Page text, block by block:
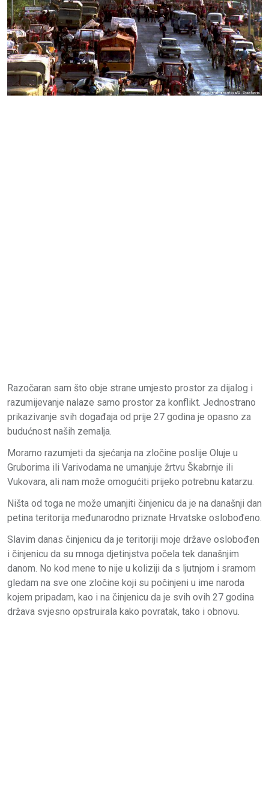
Razočaran sam što obje strane umjesto prostor za dijalog i
razumijevanje nalaze samo prostor za konflikt. Jednostrano
prikazivanje svih događaja od prije 27 godina je opasno za
budućnost naših zemalja.
Moramo razumjeti da sjećanja na zločine poslije Oluje u
Gruborima ili Varivodama ne umanjuje žrtvu Škabrnje ili
Vukovara, ali nam može omogućiti prijeko potrebnu katarzu.
Ništa od toga ne može umanjiti činjenicu da je na današnji dan
petina teritorija međunarodno priznate Hrvatske oslobođeno.
Slavim danas činjenicu da je teritoriji moje države oslobođen
i činjenicu da su mnoga djetinjstva počela tek današnjim
danom. No kod mene to nije u koliziji da s ljutnjom i sramom
gledam na sve one zločine koji su počinjeni u ime naroda
kojem pripadam, kao i na činjenicu da je svih ovih 27 godina
država svjesno opstruirala kako povratak, tako i obnovu.